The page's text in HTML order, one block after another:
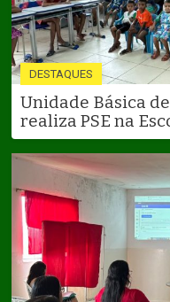
DESTAQUES
Unidade Básica
realiza PSE na